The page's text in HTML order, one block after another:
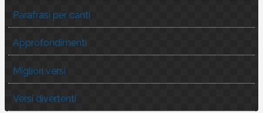
Parafrasi per canti
Approfondimenti
Migliori versi
Versi divertenti